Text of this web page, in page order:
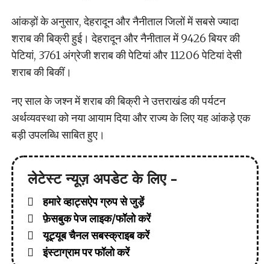
आंकड़ों के अनुसार, देहरादून और नैनीताल जिलों में सबसे ज्यादा
शराब की बिक्री हुई। देहरादून और नैनीताल में 9426 बियर की
पेटियां, 3761 अंग्रेजी शराब की पेटियां और 11206 पेटियां देसी
शराब की बिकीं।
नए साल के जश्न में शराब की बिक्री ने उत्तराखंड की पर्यटन
अर्थव्यवस्था को नया आयाम दिया और राज्य के लिए यह आंकड़े एक
बड़ी उपलब्धि साबित हुए।
लेटेस्ट न्यूज़ अपडेट के लिए -
हमारे व्हाट्सऐप ग्रुप से जुड़ें
फ़ेसबुक पेज लाइक/फॉलो करें
यूट्यूब चैनल सबस्क्राइब करें
इंस्टाग्राम पर फॉलो करें